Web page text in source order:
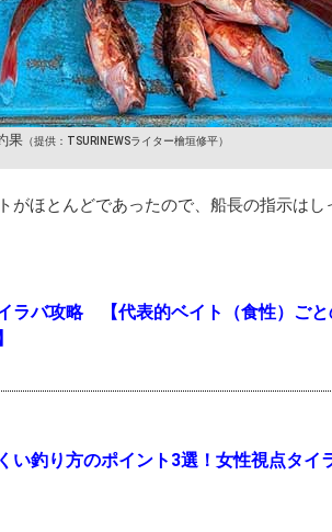
果（提供：TSURINEWSライター檜垣修平）
がほとんどであったので、船長の指示はし
ラバ攻略 【代表的ベイト（食性）ごと
い釣り方のポイント3選！女性視点タイ